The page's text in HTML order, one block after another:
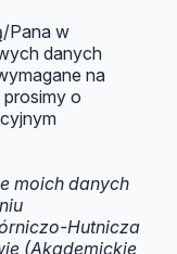
Pana w
danych
na
o
moich danych
Hutnicza
(Akademickie